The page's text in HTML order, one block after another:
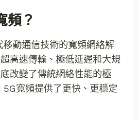
頻？
移動通信技術的寬頻網絡解
高速傳輸、極低延遲和大規
改變了傳統網絡性能的極
5G寬頻提供了更快、更穩定